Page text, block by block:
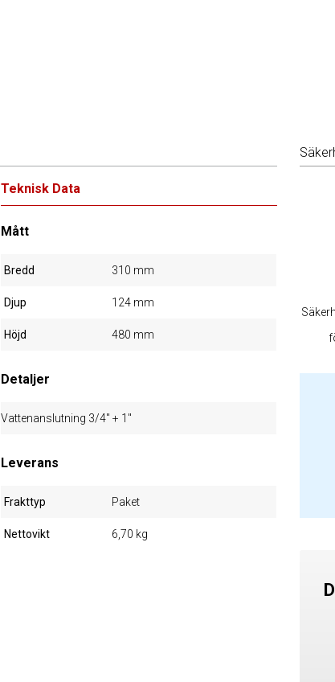
Teknisk Data
Mått
Bredd 310 mm
Djup 124 mm
Höjd 480 mm
Detaljer
Vattenanslutning 3/4" + 1"
Leverans
Frakttyp Paket
Nettovikt 6,70 kg